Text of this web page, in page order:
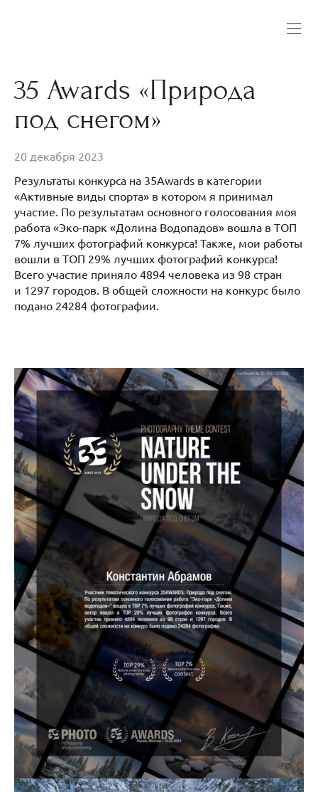
35 Awards «Природа
под снегом»
20 декабря 2023
Результаты конкурса на 35Awards в категории
«Активные виды спорта» в котором я принимал
участие. По результатам основного голосования моя
работа «Эко-парк «Долина Водопадов» вошла в ТОП
7% лучших фотографий конкурса! Также, мои работы
вошли в ТОП 29% лучших фотографий конкурса!
Всего участие приняло 4894 человека из 98 стран
и 1297 городов. В общей сложности на конкурс было
подано 24284 фотографии.